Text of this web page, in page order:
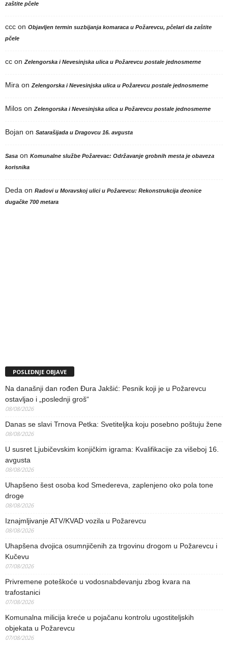
zaštite pčele
ccc on Objavljen termin suzbijanja komaraca u Požarevcu, pčelari da zaštite
pčele
cc on Zelengorska i Nevesinjska ulica u Požarevcu postale jednosmerne
Mira on Zelengorska i Nevesinjska ulica u Požarevcu postale jednosmerne
Milos on Zelengorska i Nevesinjska ulica u Požarevcu postale jednosmerne
Bojan on Satarašijada u Dragovcu 16. avgusta
Sasa on Komunalne službe Požarevac: Održavanje grobnih mesta je obaveza
korisnika
Deda on Radovi u Moravskoj ulici u Požarevcu: Rekonstrukcija deonice
dugačke 700 metara
POSLEDNJE OBJAVE
Na današnji dan rođen Đura Jakšić: Pesnik koji je u Požarevcu
ostavljao i „poslednji groš“
08/08/2026
Danas se slavi Trnova Petka: Svetiteljka koju posebno poštuju žene
08/08/2026
U susret Ljubičevskim konjičkim igrama: Kvalifikacije za višeboj 16.
avgusta
08/08/2026
Uhapšeno šest osoba kod Smedereva, zaplenjeno oko pola tone
droge
08/08/2026
Iznajmljivanje ATV/KVAD vozila u Požarevcu
08/08/2026
Uhapšena dvojica osumnjičenih za trgovinu drogom u Požarevcu i
Kučevu
07/08/2026
Privremene poteškoće u vodosnabdevanju zbog kvara na
trafostanici
07/08/2026
Komunalna milicija kreće u pojačanu kontrolu ugostiteljskih
objekata u Požarevcu
07/08/2026